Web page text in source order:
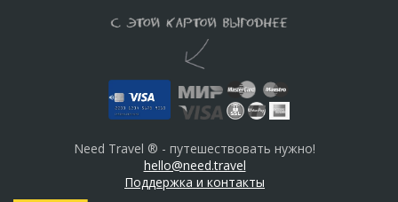
Need Travel ® - путешествовать нужно!
hello@need.travel
Поддержка и контакты